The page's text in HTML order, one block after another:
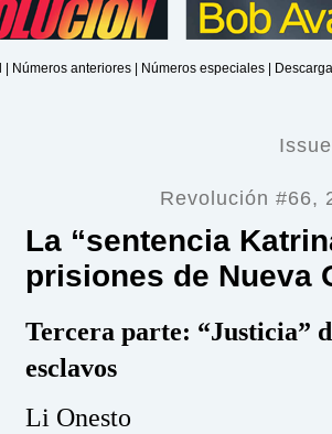
Números anteriores Números especiales
Revolución #66,
La “sentencia
prisiones de Nueva
Tercera parte: “Justicia”
esclavos
Li Onesto